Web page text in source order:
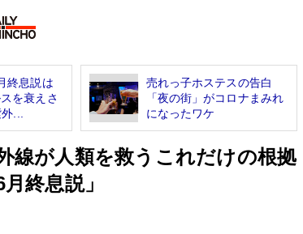
終息説は
を衰えさ
...
売れっ子ホステスの告白
「夜の街」がコロナまみれ
になったワケ
線が人類を救うこれだけの根
終息説」